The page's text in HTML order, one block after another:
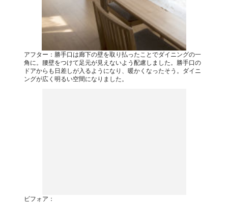
アフター：勝手口は廊下の壁を取り払ったことでダイニングの一
角に。腰壁をつけて足元が見えないよう配慮しました。勝手口の
ドアからも日差しが入るようになり、暖かくなったそう。ダイニ
ングが広く明るい空間になりました。
ビフォア：